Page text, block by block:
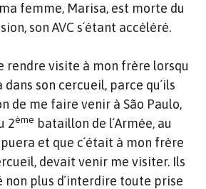
femme, Marisa, est morte du
son AVC s´étant accéléré.
rendre visite à mon frère lorsqu
son cercueil, parce qu´ils
de me faire venir à São Paulo,
2ème bataillon de l´Armée, au
et que c´était à mon frère
devait venir me visiter. Ils
non plus d´interdire toute prise